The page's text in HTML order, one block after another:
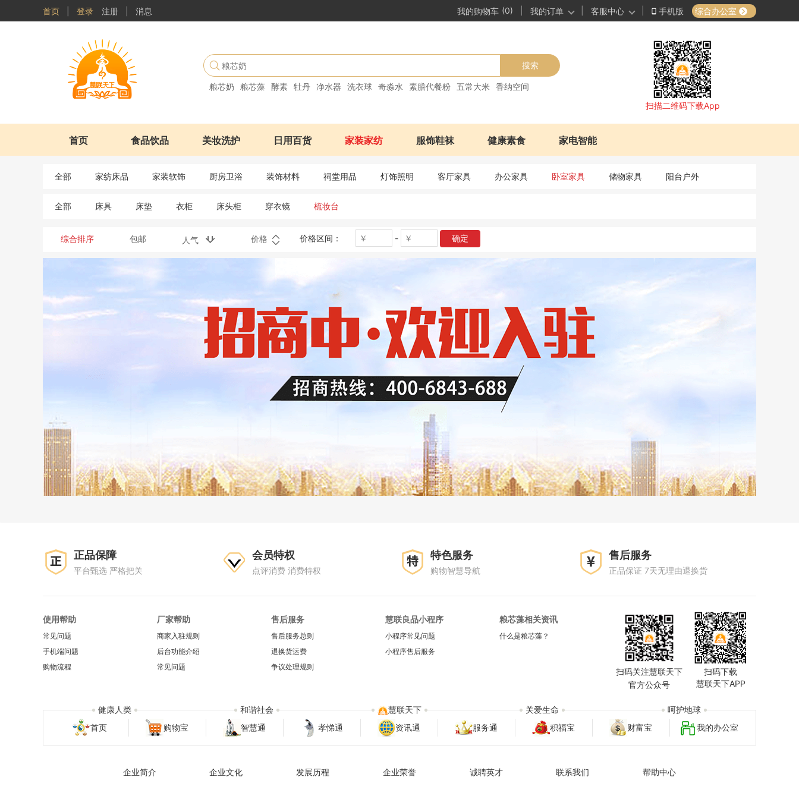
首页 登录 注册 消息 我的购物车 (0) 我的订单 客服中心 手机版 综合办公室
搜索
粮芯奶 粮芯藻 酵素 牡丹 净水器 洗衣球 奇淼水 素膳代餐粉 五常大米
香纳空间
扫描二维码下载App
首页 食品饮品 美妆洗护 日用百货 家装家纺 服饰鞋袜 健康素食 家电智能
全部 家纺床品 家装软饰 厨房卫浴 装饰材料 祠堂用品 灯饰照明 客厅家具 办公家具 卧室家具 储物家具 阳台户外
全部 床具 床垫 衣柜 床头柜 穿衣镜 梳妆台
综合排序 包邮 人气 价格 价格区间： - 确定
正品保障
平台甄选 严格把关
会员特权
点评消费 消费特权
特色服务
购物智慧导航
售后服务
正品保证 7天无理由退换货
使用帮助
常见问题
手机端问题
购物流程
厂家帮助
商家入驻规则
后台功能介绍
常见问题
售后服务
售后服务总则
退换货运费
争议处理规则
慧联良品小程序
小程序常见问题
小程序售后服务
粮芯藻相关资讯
什么是粮芯藻？
扫码关注慧联天下
官方公众号
扫码下载
慧联天下APP
首页 购物宝 智慧通 孝悌通 资讯通 服务通 积福宝 财富宝 我的办公室
健康人类 和谐社会 慧联天下 关爱生命 呵护地球
企业简介 企业文化 发展历程 企业荣誉 诚聘英才 联系我们 帮助中心